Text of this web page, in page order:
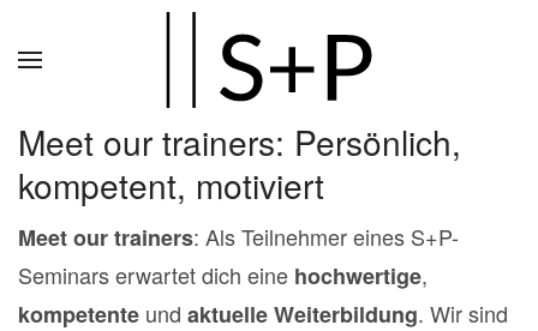
Meet our trainers: Persönlich,
kompetent, motiviert
Meet our trainers: Als Teilnehmer eines S+P-
Seminars erwartet dich eine hochwertige,
kompetente und aktuelle Weiterbildung. Wir sind